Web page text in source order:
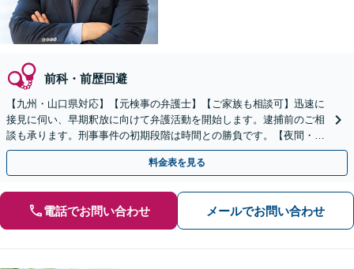
前科・前歴回避
【九州・山口県対応】【元検事の弁護士】【ご家族も相談可】迅速に
接見に伺い、早期釈放に向けて弁護活動を開始します。逮捕前のご相
談も承ります。刑事事件の初期段階は時間との勝負です。【夜間・休
日対応】【完全個室】【天神駅3分】
料金表を見る
電話でお問い合わせ メールでお問い合わせ